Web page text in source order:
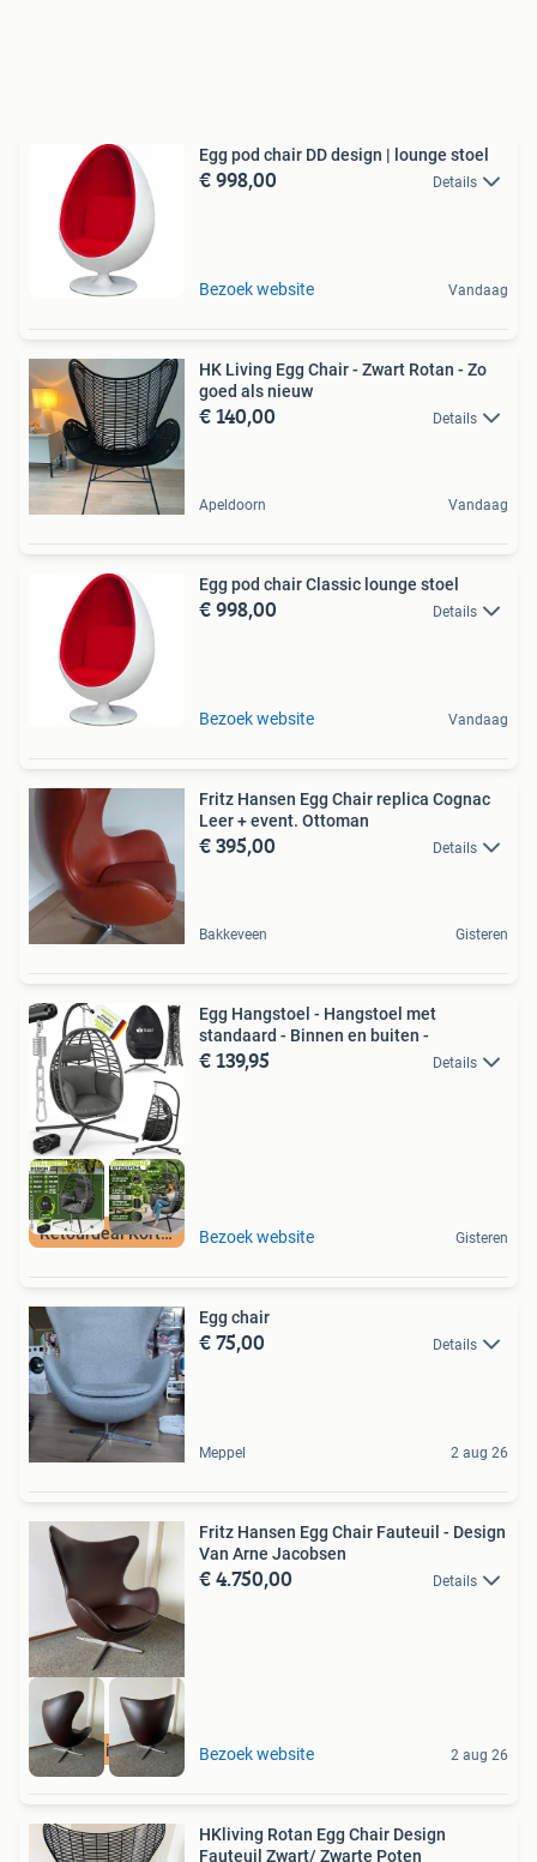
Egg pod chair DD design | lounge stoel
€ 998,00 Details
Bezoek website Vandaag
HK Living Egg Chair - Zwart Rotan - Zo
goed als nieuw
€ 140,00 Details
Apeldoorn Vandaag
Egg pod chair Classic lounge stoel
€ 998,00 Details
Bezoek website Vandaag
Fritz Hansen Egg Chair replica Cognac
Leer + event. Ottoman
€ 395,00 Details
Bakkeveen Gisteren
Retourdeal Korting
Egg Hangstoel - Hangstoel met
standaard - Binnen en buiten -
€ 139,95 Details
Bezoek website Gisteren
Egg chair
€ 75,00 Details
Meppel 2 aug 26
Leer in nieuwstaat
Fritz Hansen Egg Chair Fauteuil - Design
Van Arne Jacobsen
€ 4.750,00 Details
Bezoek website 2 aug 26
HKliving Rotan Egg Chair Design
Fauteuil Zwart/ Zwarte Poten